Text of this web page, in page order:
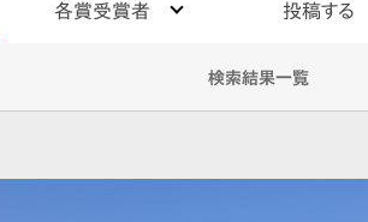
各賞受賞者 投稿する
検索結果一覧